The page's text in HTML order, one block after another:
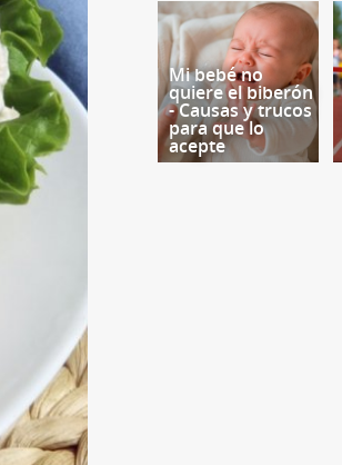
Mi bebé no
quiere el biberón
- Causas y trucos
para que lo
acepte